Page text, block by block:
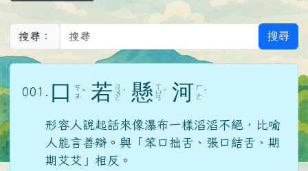
2026-02-12 注意
垃圾強制分類(3大類：資
源、廚餘及垃圾)+Q&A
2026-02-12 注意 勇敢說不，霸凌止步
2026-02-12 重要
交通安全【主題海報】及
【行為指引海報】
搜尋： 搜尋
001. 口
ㄎ
ㄡ ˇ 若 ㄖ
ㄨ
ㄛ
ˋ 懸 ㄒ
ㄩ
ㄢ
ˊ 河 ㄏ
ㄜ ˊ
形容人說起話來像瀑布一樣滔滔不絕，比喻
人能言善辯。與「笨口拙舌、張口結舌、期
期艾艾」相反。